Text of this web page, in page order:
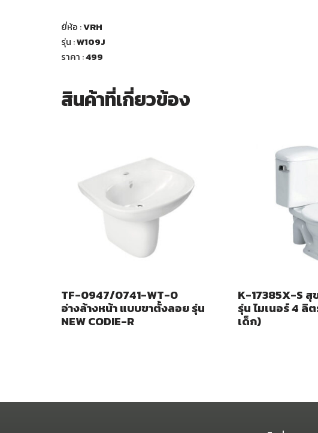
ยี่ห้อ :VRH
รุ่น :W109J
ราคา :499
สินค้าที่เกี่ยวข้อง
TF-0947/0741-WT-0
อ่างล้างหน้า แบบขาตั้งลอย รุ่น
NEW CODIE-R
K-17385X-S
รุ่น ไมเนอร์ 4
เด็ก)